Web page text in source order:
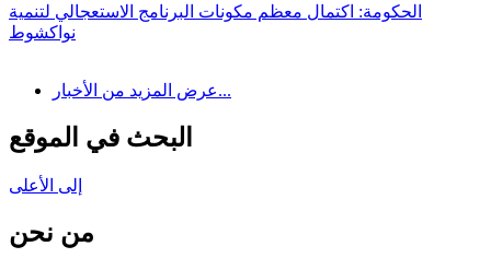
الحكومة: اكتمال معظم مكونات البرنامج الاستعجالي لتنمية
نواكشوط
عرض المزيد من الأخبار...
البحث في الموقع
إلى الأعلى
من نحن